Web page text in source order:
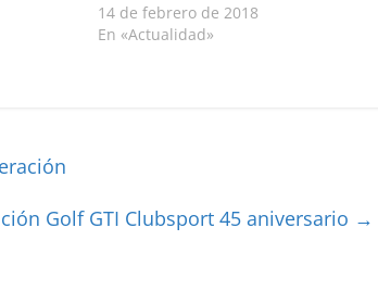
14 de febrero de 2018
En «Actualidad»
Golf GTI Clubsport 45 aniversario →